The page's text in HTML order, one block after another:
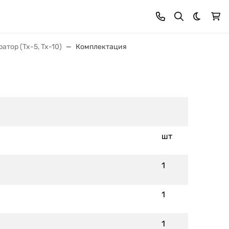
Темная
(Tx-5, Tx-10) Комплектация
шт
1
1
1